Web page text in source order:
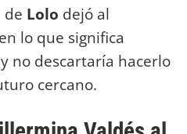
de Lolo dejó al
lo que significa
no descartaría hacerlo
cercano.